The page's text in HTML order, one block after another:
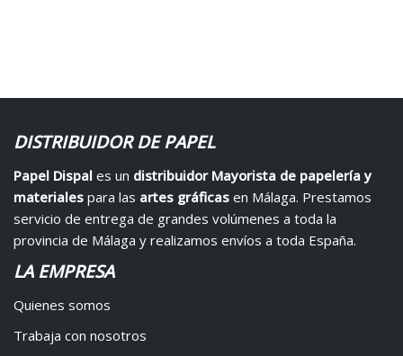
DISTRIBUIDOR DE PAPEL
Papel Dispal es un distribuidor Mayorista de papelería y
materiales para las artes gráficas en Málaga. Prestamos
servicio de entrega de grandes volúmenes a toda la
provincia de Málaga y realizamos envíos a toda España.
LA EMPRESA
Quienes somos
Trabaja con nosotros